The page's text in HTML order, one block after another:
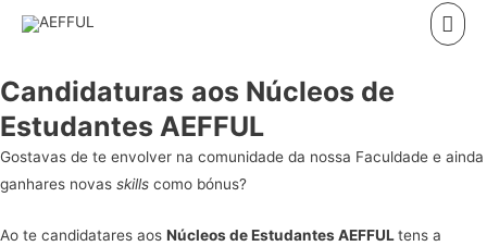
Skip
Candidaturas aos Núcleos de
Estudantes AEFFUL
Gostavas de te envolver na comunidade da nossa Faculdade e ainda
ganhares novas skills como bónus?
Ao te candidatares aos Núcleos de Estudantes AEFFULtens a